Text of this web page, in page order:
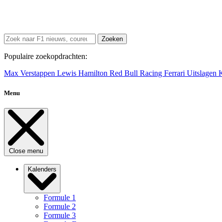
Zoeken
Populaire zoekopdrachten:
Max Verstappen Lewis Hamilton Red Bull Racing Ferrari Uitslagen
Menu
Close menu
Kalenders
Formule 1
Formule 2
Formule 3